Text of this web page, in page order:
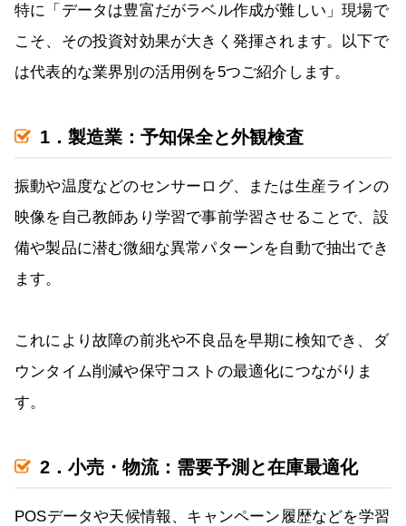
特に「データは豊富だがラベル作成が難しい」現場で
こそ、その投資対効果が大きく発揮されます。以下で
は代表的な業界別の活用例を5つご紹介します。
1．製造業：予知保全と外観検査
振動や温度などのセンサーログ、または生産ラインの
映像を自己教師あり学習で事前学習させることで、設
備や製品に潜む微細な異常パターンを自動で抽出でき
ます。
これにより故障の前兆や不良品を早期に検知でき、ダ
ウンタイム削減や保守コストの最適化につながりま
す。
2．小売・物流：需要予測と在庫最適化
POSデータや天候情報、キャンペーン履歴などを学習